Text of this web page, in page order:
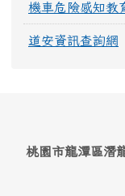
機車危險感知教
道安資訊查詢網
桃園市龍潭區潛